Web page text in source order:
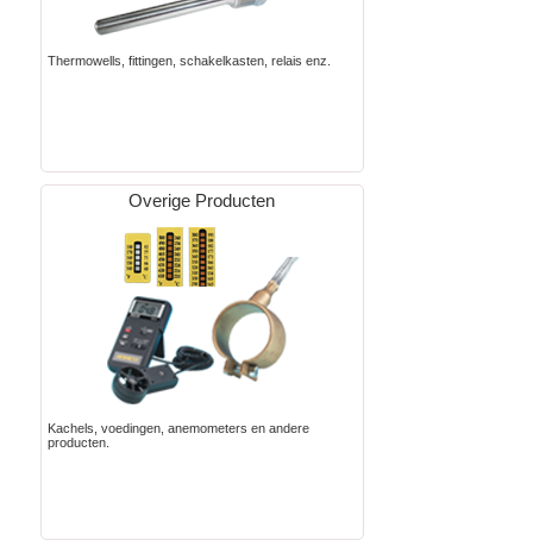
Thermowells, fittingen, schakelkasten, relais enz.
Overige Producten
Kachels, voedingen, anemometers en andere
producten.